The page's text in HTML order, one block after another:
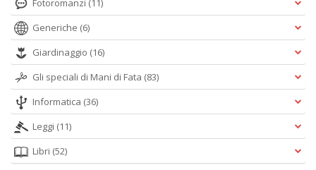
Fotoromanzi (11)
Generiche (6)
Giardinaggio (16)
Gli speciali di Mani di Fata (83)
Informatica (36)
Leggi (11)
Libri (52)